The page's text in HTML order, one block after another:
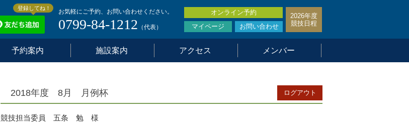
2026年度
競技日程
オンライン予約
マイページ
お問い合わせ
お気軽にご予約、お問い合わせください。
0799-84-1212 （代表）
予約案内 施設案内 アクセス メンバー
登録してね！
ログアウト
2018年度 8月 月例杯
競技担当委員 五条 勉 様